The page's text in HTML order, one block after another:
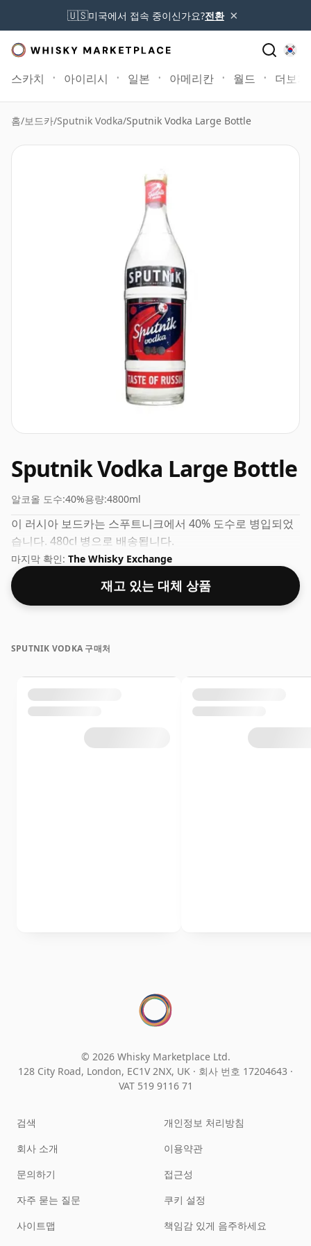
🇺🇸미국에서 접속 중이신가요?전환 ×
스카치 아이리시 일본 아메리칸 월드 더보기
홈/보드카/Sputnik Vodka/Sputnik Vodka Large Bottle
Sputnik Vodka Large Bottle
알코올 도수:40%용량:4800ml
이 러시아 보드카는 스푸트니크에서 40% 도수로 병입되었
습니다. 480cl 병으로 배송됩니다.
마지막 확인: The Whisky Exchange
재고 있는 대체 상품
SPUTNIK VODKA 구매처
© 2026 Whisky Marketplace Ltd.
128 City Road, London, EC1V 2NX, UK · 회사 번호 17204643 ·
VAT 519 9116 71
검색
회사 소개
문의하기
자주 묻는 질문
사이트맵
개인정보 처리방침
이용약관
접근성
쿠키 설정
책임감 있게 음주하세요